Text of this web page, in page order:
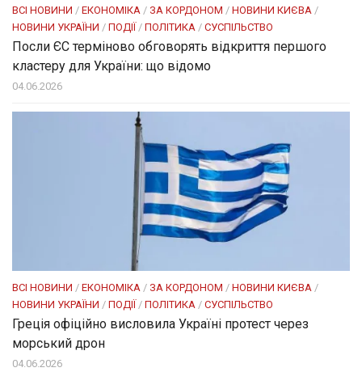
ВСІ НОВИНИ / ЕКОНОМІКА / ЗА КОРДОНОМ / НОВИНИ КИЄВА /
НОВИНИ УКРАЇНИ / ПОДІЇ / ПОЛІТИКА / СУСПІЛЬСТВО
Посли ЄC терміново обговорять відкриття першого
кластеру для України: що відомо
04.06.2026
ВСІ НОВИНИ / ЕКОНОМІКА / ЗА КОРДОНОМ / НОВИНИ КИЄВА /
НОВИНИ УКРАЇНИ / ПОДІЇ / ПОЛІТИКА / СУСПІЛЬСТВО
Греція офіційно висловила Україні протест через
морський дрон
04.06.2026